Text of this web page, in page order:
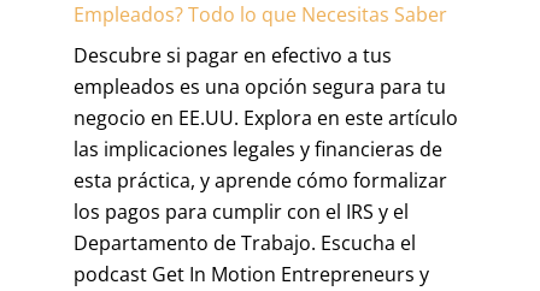
Empleados? Todo lo que Necesitas Saber
Descubre si pagar en efectivo a tus
empleados es una opción segura para tu
negocio en EE.UU. Explora en este artículo
las implicaciones legales y financieras de
esta práctica, y aprende cómo formalizar
los pagos para cumplir con el IRS y el
Departamento de Trabajo. Escucha el
podcast Get In Motion Entrepreneurs y